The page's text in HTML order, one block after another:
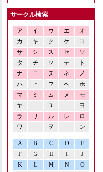
サークル検索
ア イ ウ エ
オ
カ
キ ク ケ
コ
サ
シ ス セ
ソ
タ
チ ツ テ
ト
ナ
ニ ヌ ネ
ノ
ハ
ヒ フ ヘ
ホ
マ
ミ ム メ
モ
ヤ
ユ
ヨ
ラ
リ ル レ
ロ
ワ
ヲ ン
A B C D
E
F
G H I
J
K
L M N O